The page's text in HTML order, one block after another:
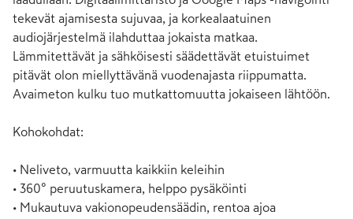
tekevät ajamisesta sujuvaa, ja korkealaatuinen
audiojärjestelmä ilahduttaa jokaista matkaa.
Lämmitettävät ja sähköisesti säädettävät etuistuimet
pitävät olon miellyttävänä vuodenajasta riippumatta.
Avaimeton kulku tuo mutkattomuutta jokaiseen lähtöön.
Kohokohdat:
• Neliveto, varmuutta kaikkiin keleihin
• 360° peruutuskamera, helppo pysäköinti
• Mukautuva vakionopeudensäädin, rentoa ajoa